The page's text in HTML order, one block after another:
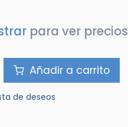
para ver precios
Añadir a carrito
de deseos